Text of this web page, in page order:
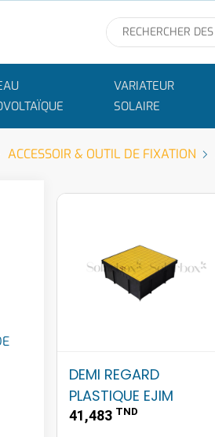
VARIATEUR
SOLAIRE
ACCESSOIR & OUTIL DE FIXATION
DEMI REGARD
PLASTIQUE EJIM
41,483 TND